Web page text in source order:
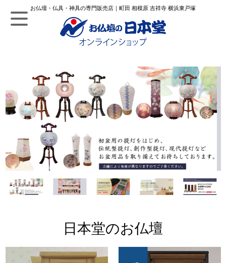
お仏壇・仏具・神具の専門販売店｜町田 相模原 吉祥寺 横浜東戸塚
日本堂のお仏壇